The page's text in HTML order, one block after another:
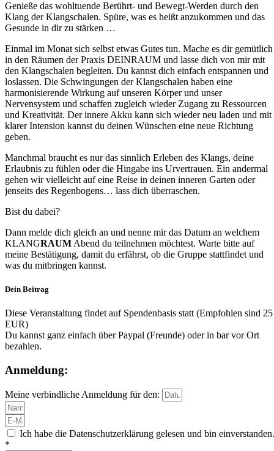
Genieße das wohltuende Berührt- und Bewegt-Werden durch den
Klang der Klangschalen. Spüre, was es heißt anzukommen und das
Gesunde in dir zu stärken …
Einmal im Monat sich selbst etwas Gutes tun. Mache es dir gemütlich
in den Räumen der Praxis DEINRAUM und lasse dich von mir mit
den Klangschalen begleiten. Du kannst dich einfach entspannen und
loslassen. Die Schwingungen der Klangschalen haben eine
harmonisierende Wirkung auf unseren Körper und unser
Nervensystem und schaffen zugleich wieder Zugang zu Ressourcen
und Kreativität. Der innere Akku kann sich wieder neu laden und mit
klarer Intension kannst du deinen Wünschen eine neue Richtung
geben.
Manchmal braucht es nur das sinnlich Erleben des Klangs, deine
Erlaubnis zu fühlen oder die Hingabe ins Urvertrauen. Ein andermal
gehen wir vielleicht auf eine Reise in deinen inneren Garten oder
jenseits des Regenbogens… lass dich überraschen.
Bist du dabei?
Dann melde dich gleich an und nenne mir das Datum an welchem
KLANGRAUM Abend du teilnehmen möchtest. Warte bitte auf
meine Bestätigung, damit du erfährst, ob die Gruppe stattfindet und
was du mitbringen kannst.
Dein Beitrag
Diese Veranstaltung findet auf Spendenbasis statt (Empfohlen sind 25
EUR)
Du kannst ganz einfach über Paypal (Freunde) oder in bar vor Ort
bezahlen.
Anmeldung:
Meine verbindliche Anmeldung für den:
Ich habe die Datenschutzerklärung gelesen und bin einverstanden.
*